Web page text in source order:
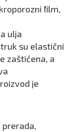
ﬁlm,
ulja
su elastični
zaštićena, a
je